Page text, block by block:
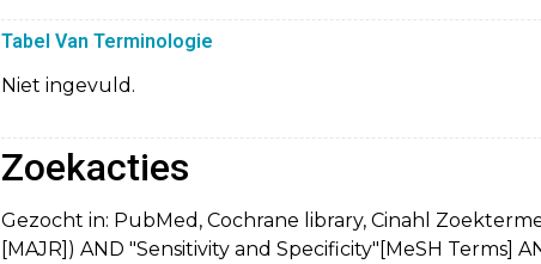
Tabel Van Terminologie
Niet ingevuld.
Zoekacties
Gezocht in: PubMed, Cochrane library, Cinahl
[MAJR]) AND "Sensitivity and Specificity"[MeSH Terms]